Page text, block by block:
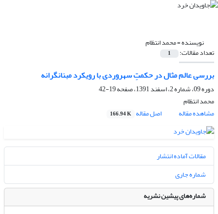
نویسنده =محمد انتظام
تعداد مقالات: 1
بررسی عالم مثال در حکمتِ سهروردی با رویکرد مبنانگرانه
دوره 09، شماره 2، اسفند 1391، صفحه
19-42
محمد انتظام
مشاهده مقاله
اصل مقاله 166.94 K
مقالات آماده انتشار
شماره جاری
شماره‌های پیشین نشریه